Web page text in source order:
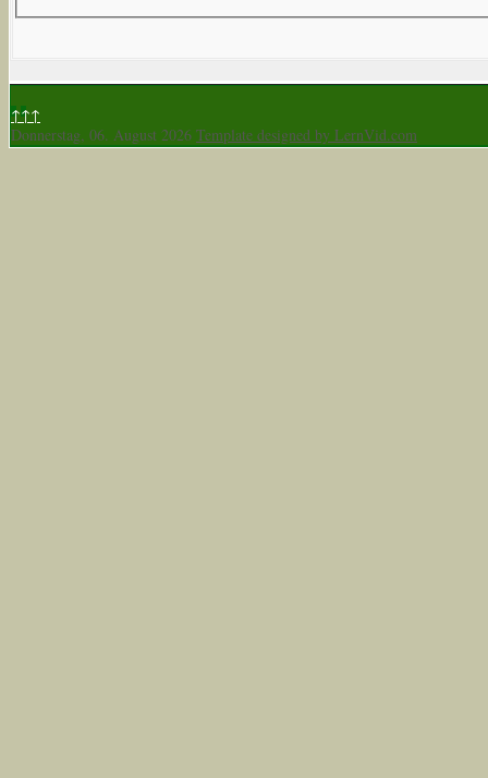
↑↑↑
Donnerstag, 06. August 2026 Template designed by LernVid.com